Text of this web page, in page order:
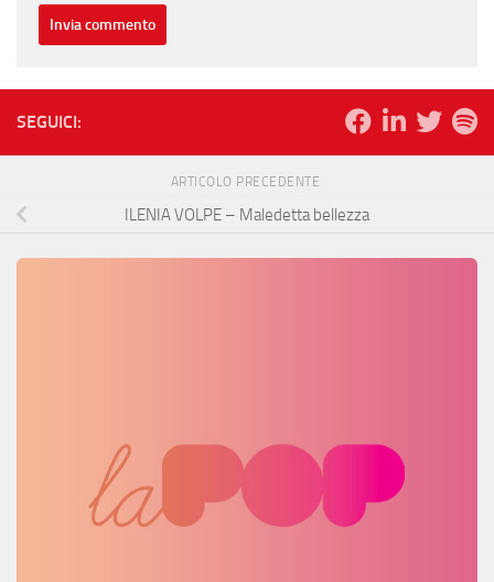
SEGUICI:
ARTICOLO PRECEDENTE
ILENIA VOLPE – Maledetta bellezza